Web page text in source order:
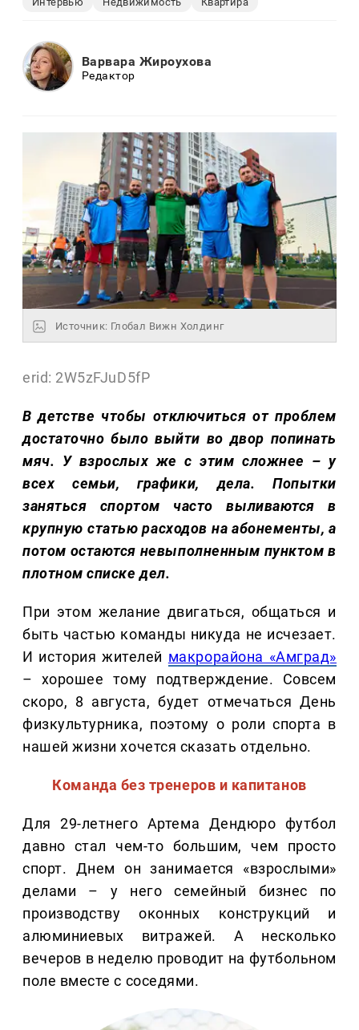
Варвара Жироухова
Редактор
Источник: Глобал Вижн Холдинг
erid: 2W5zFJuD5fP
В детстве чтобы отключиться от проблем
достаточно было выйти во двор попинать
мяч. У взрослых же с этим сложнее – у
всех семьи, графики, дела. Попытки
заняться спортом часто выливаются в
крупную статью расходов на абонементы, а
потом остаются невыполненным пунктом в
плотном списке дел.
При этом желание двигаться, общаться и
быть частью команды никуда не исчезает.
И история жителей макрорайона «Амград»
– хорошее тому подтверждение. Совсем
скоро, 8 августа, будет отмечаться День
физкультурника, поэтому о роли спорта в
нашей жизни хочется сказать отдельно.
Команда без тренеров и капитанов
Для 29-летнего Артема Дендюро футбол
давно стал чем-то большим, чем просто
спорт. Днем он занимается «взрослыми»
делами – у него семейный бизнес по
производству оконных конструкций и
алюминиевых витражей. А несколько
вечеров в неделю проводит на футбольном
поле вместе с соседями.